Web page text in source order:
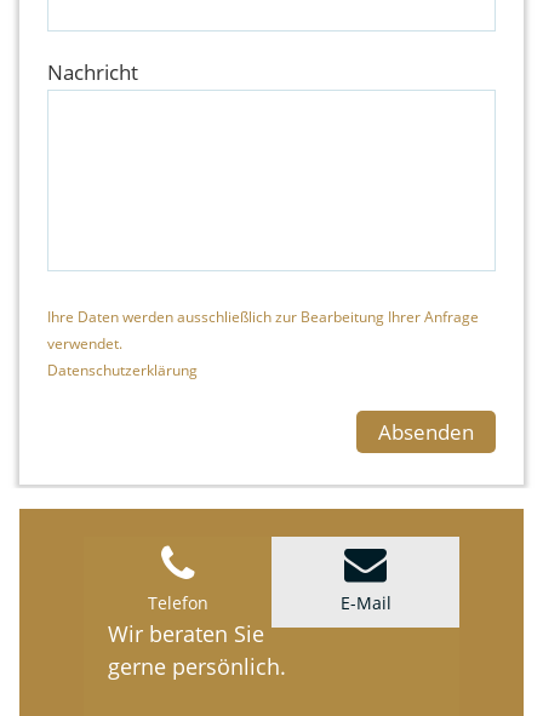
Nachricht
Ihre Daten werden ausschließlich zur Bearbeitung Ihrer Anfrage
verwendet.
Datenschutzerklärung
Telefon E-Mail
Wir beraten Sie
gerne persönlich.